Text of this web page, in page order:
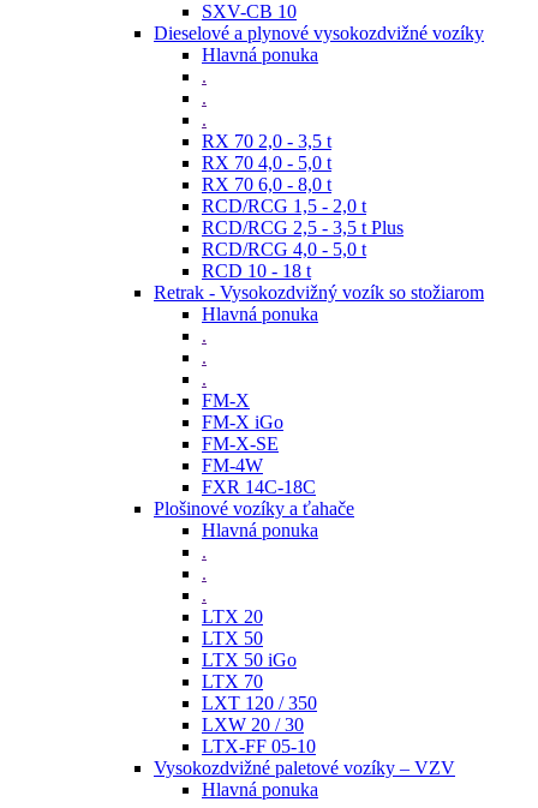
SXV-CB 10
Dieselové a plynové vysokozdvižné vozíky
Hlavná ponuka
.
.
.
RX 70 2,0 - 3,5 t
RX 70 4,0 - 5,0 t
RX 70 6,0 - 8,0 t
RCD/RCG 1,5 - 2,0 t
RCD/RCG 2,5 - 3,5 t Plus
RCD/RCG 4,0 - 5,0 t
RCD 10 - 18 t
Retrak - Vysokozdvižný vozík so stožiarom
Hlavná ponuka
.
.
.
FM-X
FM-X iGo
FM-X-SE
FM-4W
FXR 14C-18C
Plošinové vozíky a ťahače
Hlavná ponuka
.
.
.
LTX 20
LTX 50
LTX 50 iGo
LTX 70
LXT 120 / 350
LXW 20 / 30
LTX-FF 05-10
Vysokozdvižné paletové vozíky – VZV
Hlavná ponuka